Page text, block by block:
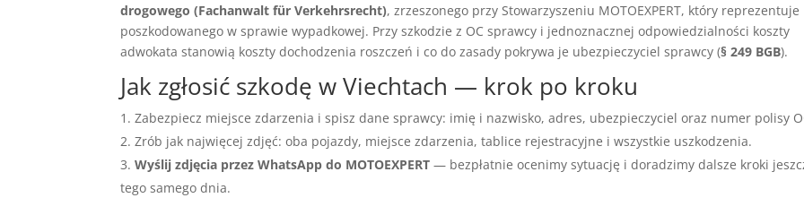
drogowego (Fachanwalt für Verkehrsrecht), zrzeszonego przy Stowarzyszeniu MOTOEXPERT, który reprezentuje
poszkodowanego w sprawie wypadkowej. Przy szkodzie z OC sprawcy i jednoznacznej odpowiedzialności koszty
adwokata stanowią koszty dochodzenia roszczeń i co do zasady pokrywa je ubezpieczyciel sprawcy (§ 249 BGB).
Jak zgłosić szkodę w Viechtach — krok po kroku
Zabezpiecz miejsce zdarzenia i spisz dane sprawcy: imię i nazwisko, adres, ubezpieczyciel oraz numer polisy
Zrób jak najwięcej zdjęć: oba pojazdy, miejsce zdarzenia, tablice rejestracyjne i wszystkie uszkodzenia.
Wyślij zdjęcia przez WhatsApp do MOTOEXPERT — bezpłatnie ocenimy sytuację i doradzimy dalsze kroki
tego samego dnia.